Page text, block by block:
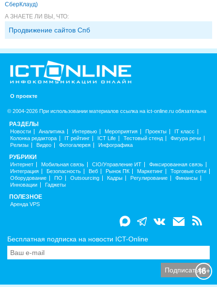
СберКлауд)
А ЗНАЕТЕ ЛИ ВЫ, ЧТО:
Продвижение сайтов Спб
О проекте
© 2004-2026 При использовании материалов ссылка на ict-online.ru обязательна
РАЗДЕЛЫ
Новости Аналитика Интервью Мероприятия Проекты
IT класс
Колонка редактора
IT рейтинг ICT Life Тестовый стенд
Фигура речи
Релизы
Видео Фотогалерея Инфографика
РУБРИКИ
Интернет Мобильная связь CIO/Управление ИТ
Фиксированная связь
Интеграция
Безопасность Веб Рынок ПК Маркетинг
Торговые сети
Оборудование
ПО Outsourcing Кадры Регулирование
Финансы
Инновации
Гаджеты
ПОЛЕЗНОЕ
Аренда VPS
Бесплатная подписка на новости ICT-Online